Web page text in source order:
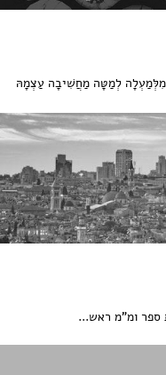
מִלְּמַעְלָה לְמַטָּה מַחֲשִׁיבָה עַצְמָהּ
ספר ומ"מ ראש...